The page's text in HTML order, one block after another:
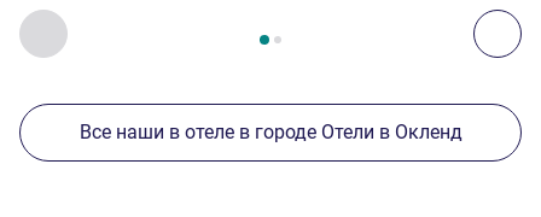
Назад - Другие отели поблизости
Страница , Другие отели поблизости 1 :, Другие
Все наши в отеле в городе Отели в Окленд